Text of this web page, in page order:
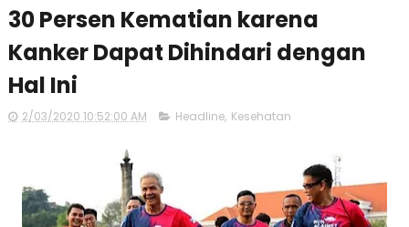
30 Persen Kematian karena
Kanker Dapat Dihindari dengan
Hal Ini
2/03/2020 10:52:00 AM Headline, Kesehatan